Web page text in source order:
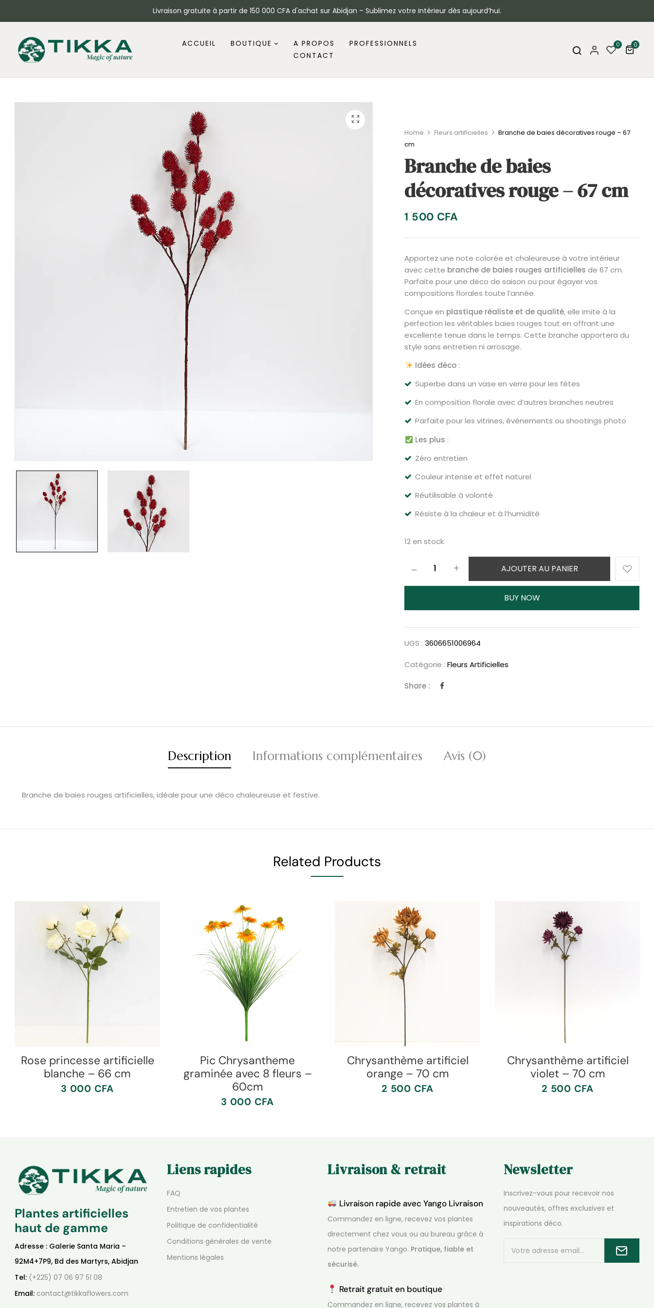
Livraison gratuite à partir de 150 000 CFA d'achat sur Abidjan – Sublimez votre intérieur dès aujourd’hui.
ACCUEIL BOUTIQUE A PROPOS
PROFESSIONNELS
CONTACT
0 0
Home Fleurs artificielles
Branche de baies décoratives rouge – 67
cm
Branche de baies
décoratives rouge – 67 cm
1 500 CFA
Apportez une note colorée et chaleureuse à votre intérieur
avec cette branche de baies rouges artificielles de 67 cm.
Parfaite pour une déco de saison ou pour égayer vos
compositions florales toute l’année.
Conçue en plastique réaliste et de qualité, elle imite à la
perfection les véritables baies rouges tout en offrant une
excellente tenue dans le temps. Cette branche apportera du
style sans entretien ni arrosage.
Idées déco:
Superbe dans un vase en verre pour les fêtes
En composition florale avec d’autres branches neutres
Parfaite pour les vitrines, événements ou shootings photo
Les plus :
Zéro entretien
Couleur intense et effet naturel
Réutilisable à volonté
Résiste à la chaleur et à l’humidité
12 en stock
AJOUTER AU PANIER
BUY NOW
UGS :3606651006964
Catégorie :Fleurs Artificielles
Share :
Description Informations complémentaires Avis (0)
Branche de baies rouges artificielles, idéale pour une déco chaleureuse et festive.
Related Products
Rose princesse artificielle
blanche – 66 cm
3 000 CFA
Pic Chrysantheme
graminée avec 8 fleurs –
60cm
3 000 CFA
Chrysanthème artificiel
orange – 70 cm
2 500 CFA
Chrysanthème artificiel
violet – 70 cm
2 500 CFA
Plantes artificielles
haut de gamme
Adresse : Galerie Santa Maria –
92M4+7P9, Bd des Martyrs, Abidjan
Tel: (+225) 07 06 97 51 08
Email: contact@tikkaflowers.com
Liens rapides
FAQ
Entretien de vos plantes
Politique de confidentialité
Conditions générales de vente
Mentions légales
Livraison & retrait
Livraison rapide avec Yango Livraison
Commandez en ligne, recevez vos plantes
directement chez vous ou au bureau grâce à
notre partenaire Yango. Pratique, fiable et
sécurisé.
Retrait gratuit en boutique
Commandez en ligne, recevez vos plantes à
Newsletter
Inscrivez-vous pour recevoir nos
nouveautés, offres exclusives et
inspirations déco.